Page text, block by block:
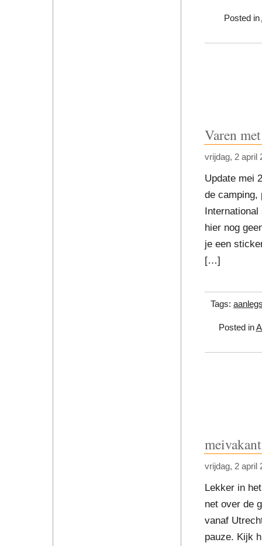
Posted in
Varen
vrijdag, 2 april
Update mei
de camping,
hier nog
je een
[…]
Tags:
Posted in
vrijdag, 2 april
Lekker in
net over de
vanaf
pauze. Kijk